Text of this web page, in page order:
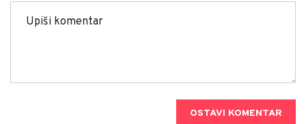
OSTAVI KOMENTAR